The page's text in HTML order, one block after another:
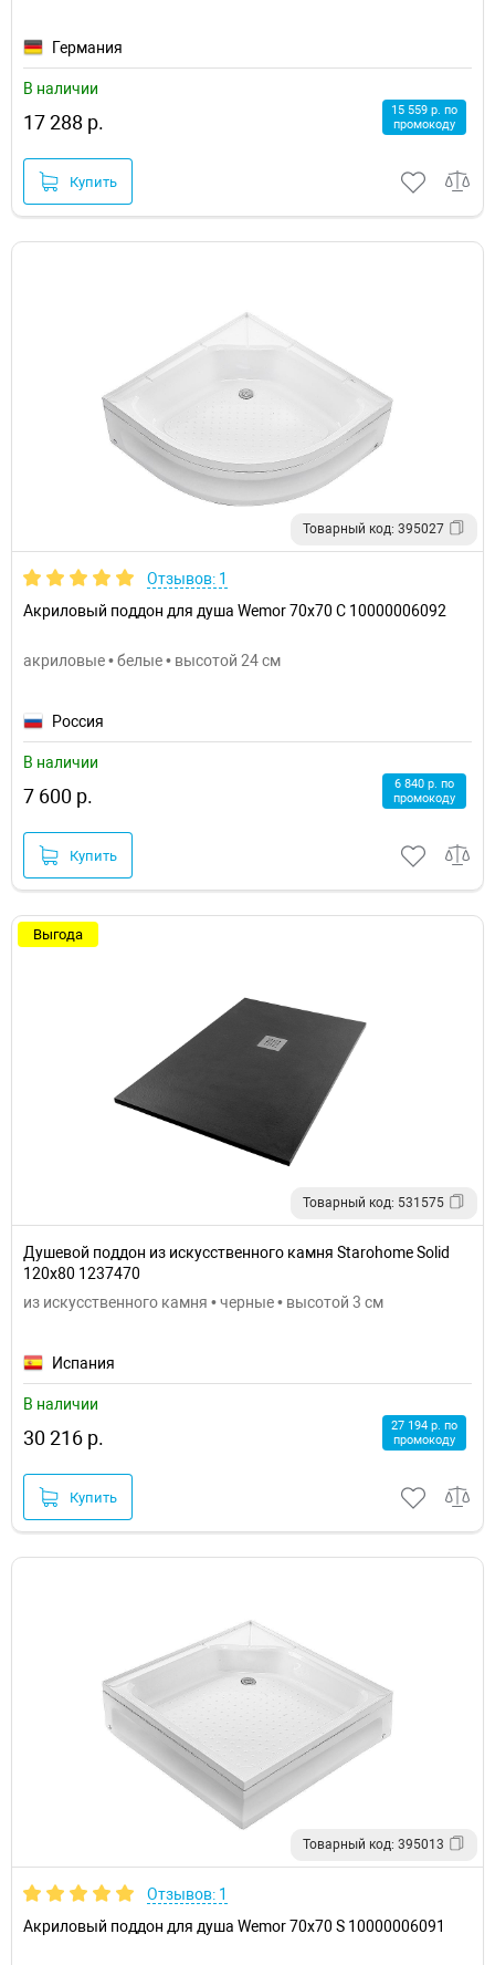
Германия
В наличии
17 288 р.
15 559 р. по
промокоду
Купить
Товарный код: 395027
Отзывов: 1
Акриловый поддон для душа Wemor 70х70 С 10000006092
акриловые • белые • высотой 24 см
Россия
В наличии
7 600 р.
6 840 р. по
промокоду
Купить
Выгода
Товарный код: 531575
Душевой поддон из искусственного камня Starohome Solid
120х80 1237470
из искусственного камня • черные • высотой 3 см
Испания
В наличии
30 216 р.
27 194 р. по
промокоду
Купить
Товарный код: 395013
Отзывов: 1
Акриловый поддон для душа Wemor 70х70 S 10000006091